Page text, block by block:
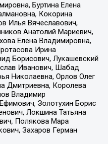
Буртина Елена
Кокорина
Илья Вячеславович,
Анатолий Мариевич,
Елена Владимировна,
Ирина
Борисович, Лукашевский
Иванович, Шабад
Николаевна, Орлов Олег
Дмитриевна, Королева
Владимир
Золотухин Борис
Локшина Татьяна
Полякова Мара
Захаров Герман